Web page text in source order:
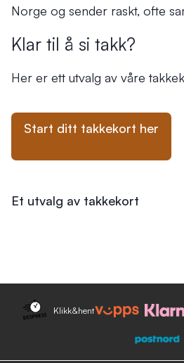
Norge og sender raskt, ofte
Klar til å si takk?
Her er ett utvalg av våre
Start ditt takkekort her
Et utvalg av takkekort
Klikk&hent